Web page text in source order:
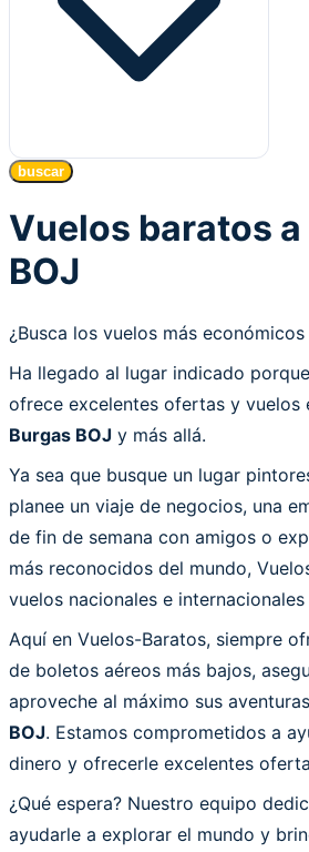
buscar
Vuelos baratos a
BOJ
¿Busca los vuelos más económicos
Ha llegado al lugar indicado
ofrece excelentes ofertas y vuelos
Burgas BOJ y más allá.
Ya sea que busque un lugar
planee un viaje de negocios, una
de fin de semana con amigos o
más reconocidos del mundo,
vuelos nacionales e
Aquí en Vuelos-Baratos, siempre
de boletos aéreos más bajos,
aproveche al máximo sus
BOJ. Estamos comprometidos a
dinero y ofrecerle excelentes
¿Qué espera? Nuestro equipo
ayudarle a explorar el mundo y